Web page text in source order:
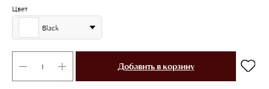
Цвет
Black
Добавить в корзину